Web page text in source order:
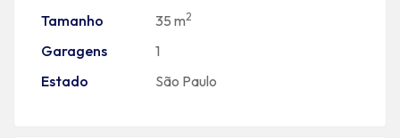
Tamanho
35 m2
Garagens
1
Estado
São Paulo